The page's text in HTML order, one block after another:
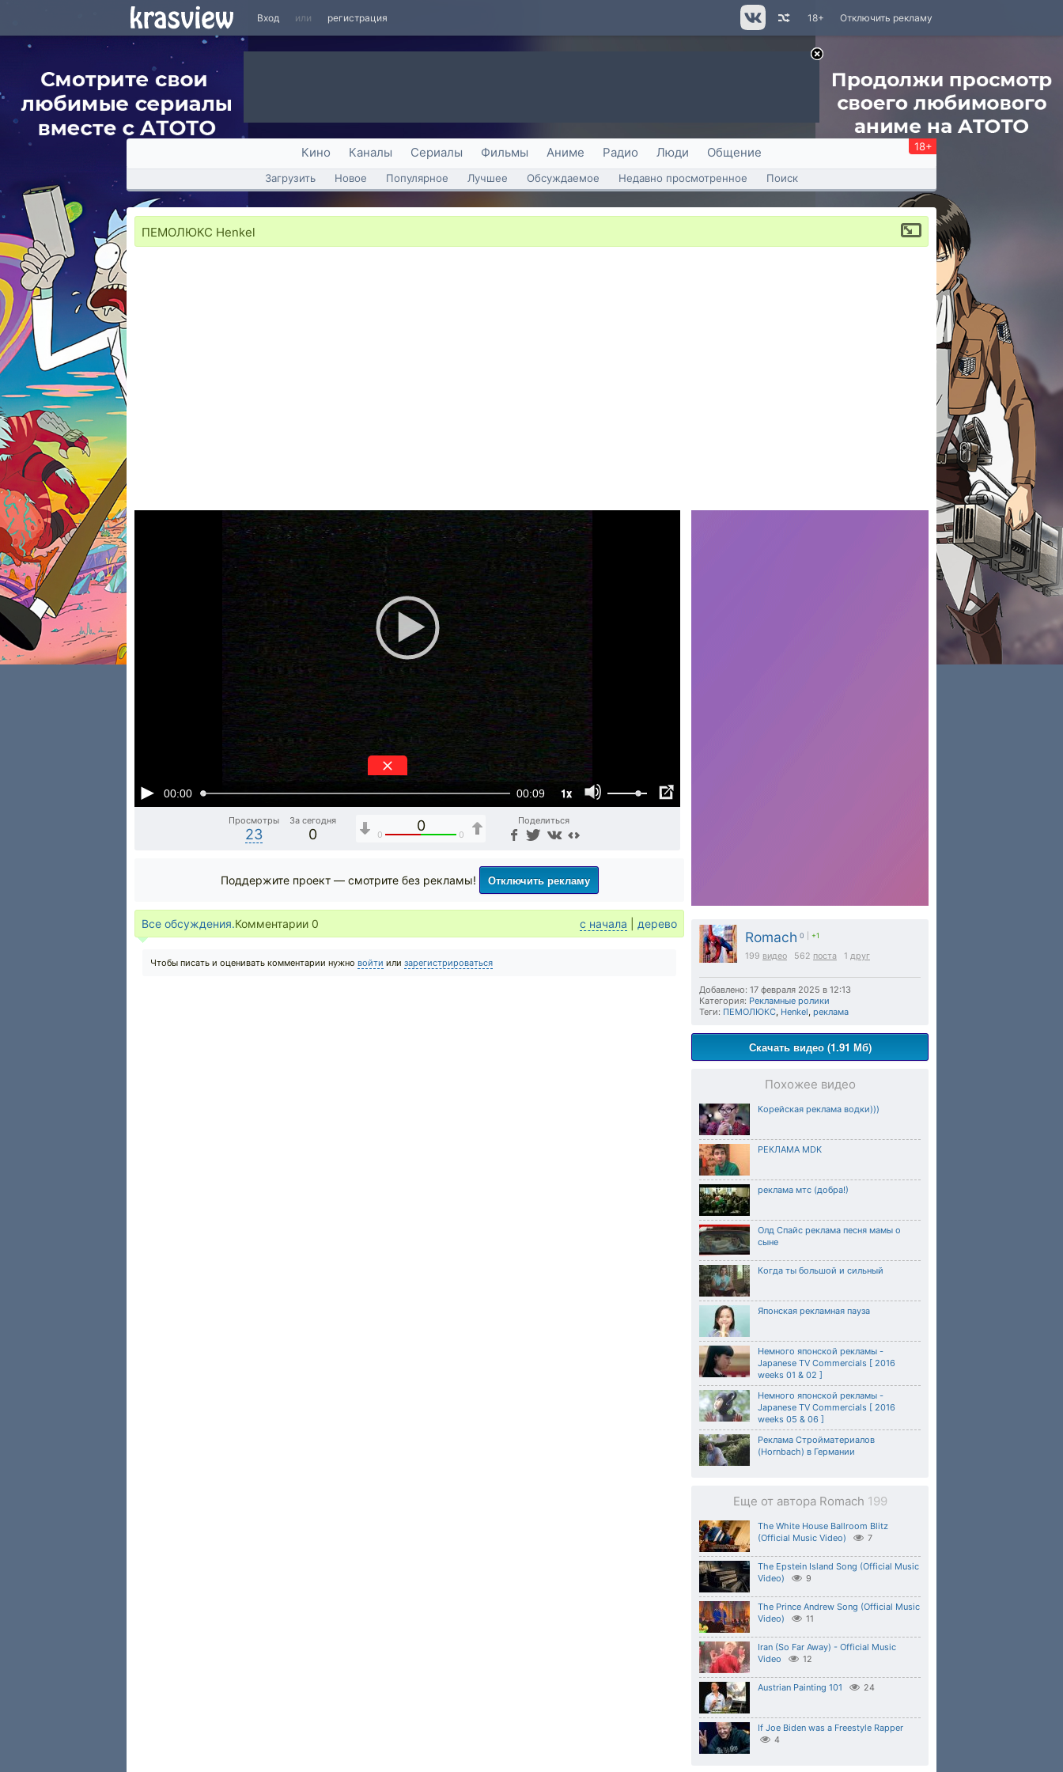
Вход или регистрация Отключить рекламу
18+
Кино Каналы Сериалы Фильмы Аниме Радио Люди Общение 18+
Загрузить Новое Популярное Лучшее Обсуждаемое Недавно просмотренное Поиск
ПЕМОЛЮКС Henkel
00:00 00:09 1x
Просмотры
23
За сегодня
0
0
0 0
Поделиться
Romach 0 +1
199 видео 562 поста 1 друг
Добавлено: 17 февраля 2025 в 12:13
Категория: Рекламные ролики
Теги: ПЕМОЛЮКС, Henkel, реклама
Скачать видео (1.91 Мб)
Похожее видео
Корейская реклама водки)))
РЕКЛАМА MDK
реклама мтс (добра!)
Олд Спайс реклама песня мамы о
сыне
Когда ты большой и сильный
Японская рекламная пауза
Немного японской рекламы -
Japanese TV Commercials [ 2016
weeks 01 & 02 ]
Немного японской рекламы -
Japanese TV Commercials [ 2016
weeks 05 & 06 ]
Реклама Стройматериалов
(Hornbach) в Германии
Еще от автора Romach 199
The White House Ballroom Blitz
(Official Music Video)
7
The Epstein Island Song (Official Music
Video)
9
The Prince Andrew Song (Official Music
Video)
11
Iran (So Far Away) - Official Music
Video
12
Austrian Painting 101 24
If Joe Biden was a Freestyle Rapper
4
Поддержите проект — смотрите без рекламы! Отключить рекламу
Все обсуждения.Комментарии 0 с начала дерево
Чтобы писать и оценивать комментарии нужно войти или зарегистрироваться